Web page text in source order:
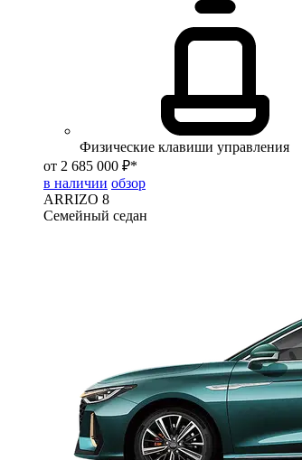
Физические клавиши управления
от 2 685 000 ₽*
в наличии обзор
ARRIZO 8
Семейный седан